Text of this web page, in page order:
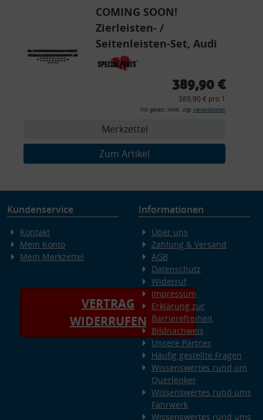
COMING SOON!
Zierleisten- /
Seitenleisten-Set, Audi
80 Cabrio, Coupe, S2, (6x
Zierleiste, 2x Kappe,
Montagewerkzeug)
389,90 €
389,90 € pro 1
inkl. gesetzl. MwSt., zzgl. Versandkosten
Merkzettel
Zum Artikel
Kundenservice
Kontakt
Mein Konto
Mein Merkzettel
VERTRAG
WIDERRUFEN
Informationen
Über uns
Zahlung & Versand
AGB
Datenschutz
Widerruf
Impressum
Erklärung zur
Barrierefreiheit
Bildnachweis
Unsere Partner
Häufig gestellte Fragen
Wissenswertes rund um
Querlenker
Wissenswertes rund ums
Fahrwerk
Wissenswertes rund ums